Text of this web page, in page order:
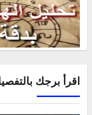
اقرأ برجك